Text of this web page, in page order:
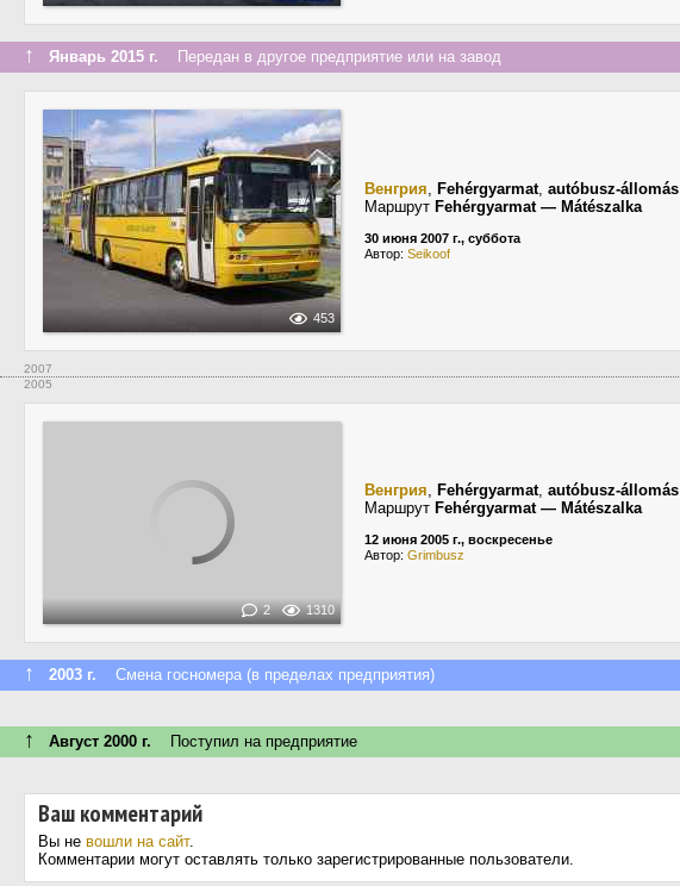
↑ Январь 2015 г. Передан в другое предприятие или на завод
453
Венгрия, Fehérgyarmat, autóbusz-állomás
Маршрут Fehérgyarmat — Mátészalka
30 июня 2007 г., суббота
Автор: Seikoof
2007
2005
2 1310
Венгрия, Fehérgyarmat, autóbusz-állomás
Маршрут Fehérgyarmat — Mátészalka
12 июня 2005 г., воскресенье
Автор: Grimbusz
↑ 2003 г. Смена госномера (в пределах предприятия)
↑ Август 2000 г. Поступил на предприятие
Ваш комментарий
Вы не вошли на сайт.
Комментарии могут оставлять только зарегистрированные пользователи.